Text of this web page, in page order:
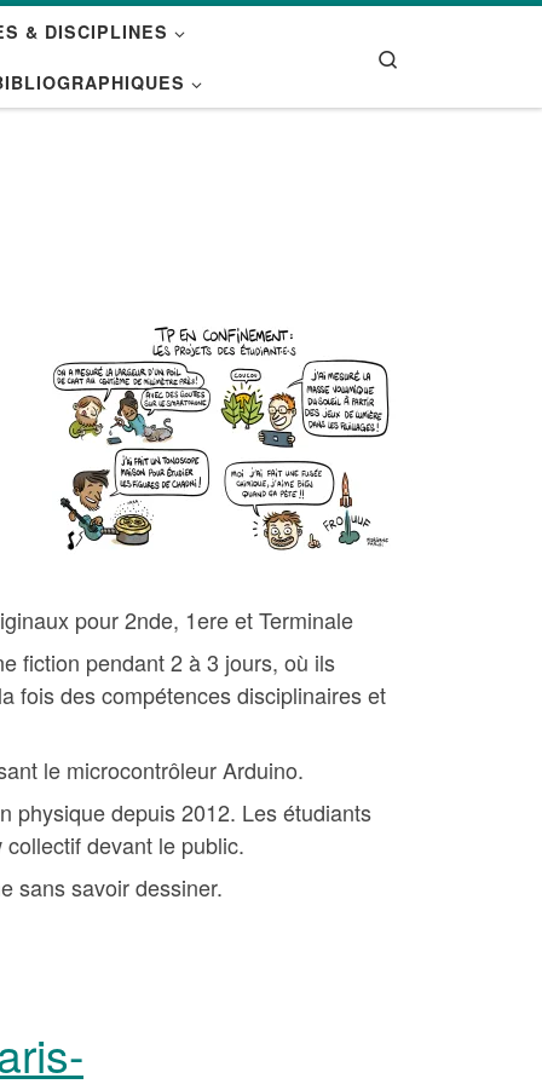
& DISCIPLINES
pour 2nde, 1ere et Terminale
fiction pendant 2 à 3 jours, où ils
fois des compétences disciplinaires et
le microcontrôleur Arduino.
physique depuis 2012. Les étudiants
devant le public.
sans savoir dessiner.